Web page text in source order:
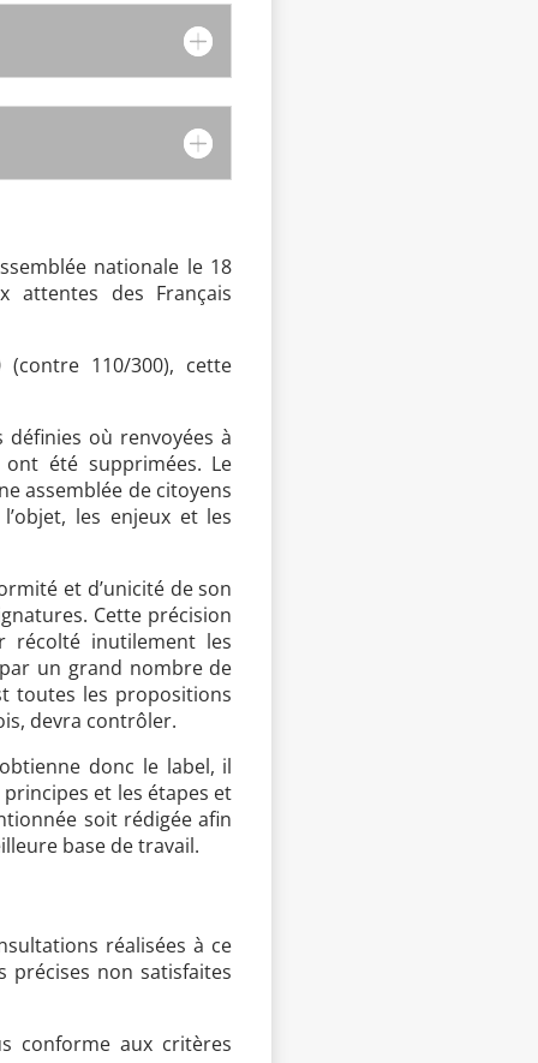
nationale le 18
attentes des Français
110/300), cette
où renvoyées à
été supprimées. Le
assemblée de citoyens
les enjeux et les
et d’unicité de son
Cette précision
inutilement les
un grand nombre de
toutes les propositions
devra contrôler.
donc le label, il
et les étapes et
soit rédigée afin
base de travail.
réalisées à ce
précises non satisfaites
conforme aux critères